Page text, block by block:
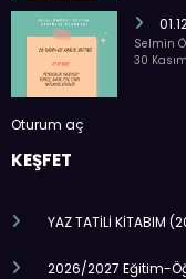
Selmin
30
Oturum aç
KEŞFET
YAZ TATİLİ KİTABIM
2026/2027 Eğitim-